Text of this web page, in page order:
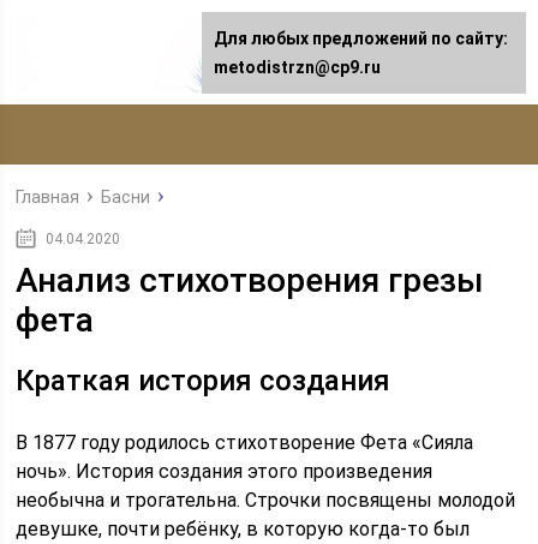
Главная Басни
04.04.2020
Анализ стихотворения грезы
фета
Краткая история создания
В 1877 году родилось стихотворение Фета «Сияла
ночь». История создания этого произведения
необычна и трогательна. Строчки посвящены молодой
девушке, почти ребёнку, в которую когда-то был
Для любых предложений по сайту:
metodistrzn@cp9.ru